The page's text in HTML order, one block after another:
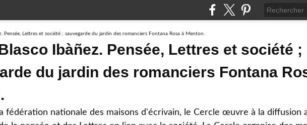
Ibàñez. Pensée, Lettres et société ;
du jardin des romanciers Fontana
fédération nationale des maisons d'écrivain, le Cercle œuvre à la diffusion